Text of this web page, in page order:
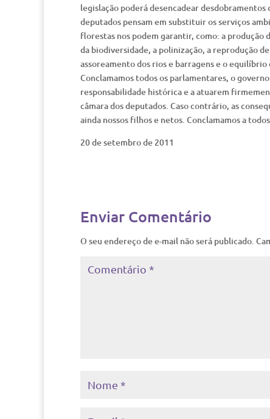
legislação poderá desencadear
deputados pensam em substituir os serviços
florestas nos podem garantir, como: a produção
da biodiversidade, a polinização, a reprodução
assoreamento dos rios e barragens e o
Conclamamos todos os parlamentares, o
responsabilidade histórica e a atuarem
câmara dos deputados. Caso contrário, as
ainda nossos filhos e netos. Conclamamos a
20 de setembro de 2011
Enviar Comentário
O seu endereço de e-mail não será publicado.